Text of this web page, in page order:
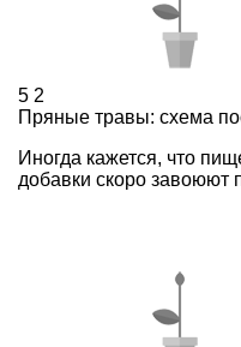
5 2
Пряные травы: схема
Иногда кажется, что
добавки скоро завоюют